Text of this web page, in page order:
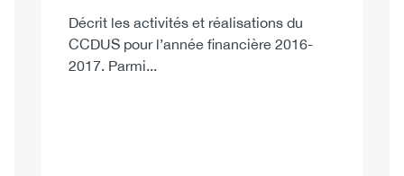
Décrit les activités et réalisations du
CCDUS pour l’année financière 2016-
2017. Parmi...